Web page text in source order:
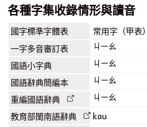
各種字集收錄情形與讀音
國字標準字體表 常用字（甲表）
一字多音審訂表 ㄐㄧㄠ
國語小字典 ㄐㄧㄠ
國語辭典簡編本 ㄐㄧㄠ
重編國語辭典 ㄐㄧㄠ
教育部閩南語辭典 kau